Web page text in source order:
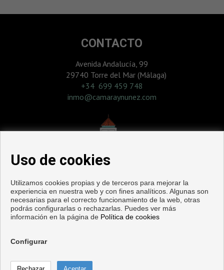
CONTACTO
Avenida Andalucía, 99
29740 Torre del Mar (Málaga)
‎+34 699 459 748
inmo@camaraynunez.com
Uso de cookies
Utilizamos cookies propias y de terceros para mejorar la
experiencia en nuestra web y con fines analíticos. Algunas son
necesarias para el correcto funcionamiento de la web, otras
podrás configurarlas o rechazarlas. Puedes ver más
información en la página de Política de cookies
Configurar